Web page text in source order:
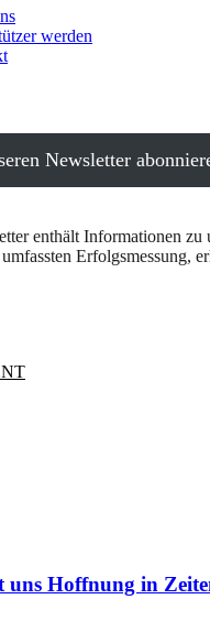
werden
Newsletter
enthält Informationen
Erfolgsmessung,
uns Hoffnung in